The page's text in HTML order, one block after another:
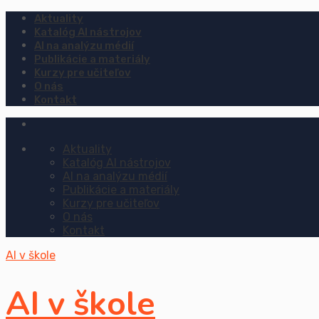
Aktuality
Katalóg AI nástrojov
AI na analýzu médií
Publikácie a materiály
Kurzy pre učiteľov
O nás
Kontakt
Aktuality
Katalóg AI nástrojov
AI na analýzu médií
Publikácie a materiály
Kurzy pre učiteľov
O nás
Kontakt
AI v škole
AI v škole